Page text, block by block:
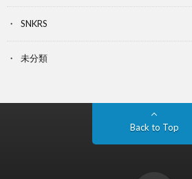
SNKRS
未分類
Back to Top